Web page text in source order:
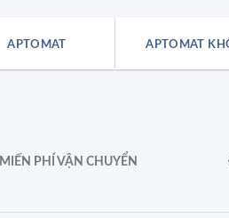
APTOMAT APTOMAT
MIẾN PHÍ VẬN CHUYỂN